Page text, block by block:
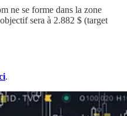
ne se forme dans la zone
sera à 2.882 $ (target
.